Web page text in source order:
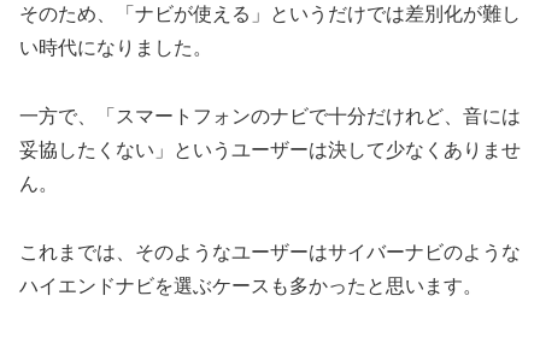
そのため、「ナビが使える」というだけでは差別化が難し
い時代になりました。
一方で、「スマートフォンのナビで十分だけれど、音には
妥協したくない」というユーザーは決して少なくありませ
ん。
これまでは、そのようなユーザーはサイバーナビのような
ハイエンドナビを選ぶケースも多かったと思います。